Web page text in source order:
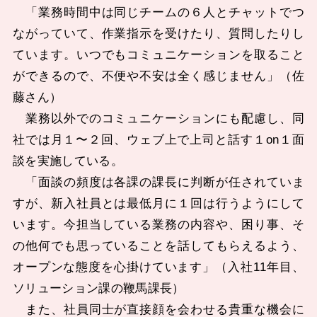
「業務時間中は同じチームの６人とチャットでつ
ながっていて、作業指示を受けたり、質問したりし
ています。いつでもコミュニケーションを取ること
ができるので、不便や不安は全く感じません」（佐
藤さん）
業務以外でのコミュニケーションにも配慮し、同
社では月１〜２回、ウェブ上で上司と話す１on１面
談を実施している。
「面談の頻度は各課の課長に判断が任されていま
すが、新入社員とは最低月に１回は行うようにして
います。今担当している業務の内容や、困り事、そ
の他何でも思っていることを話してもらえるよう、
オープンな態度を心掛けています」（入社11年目、
ソリューション課の鞭馬課長）
また、社員同士が直接顔を会わせる貴重な機会に